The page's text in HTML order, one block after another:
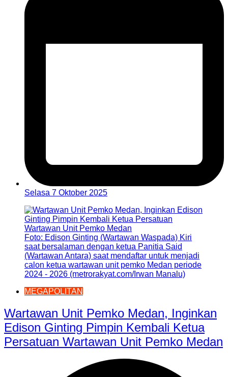
Selasa 7 Oktober 2025
Foto: Edison Ginting (Wartawan Waspada) Kiri
saat bersalaman dengan ketua Panitia Said
(Wartawan Antara) saat mendaftar untuk menjadi
calon ketua wartawan unit pemko Medan periode
2024 - 2026 (metrorakyat.com/Irwan Manalu)
MEGAPOLITAN
Wartawan Unit Pemko Medan, Inginkan
Edison Ginting Pimpin Kembali Ketua
Persatuan Wartawan Unit Pemko Medan